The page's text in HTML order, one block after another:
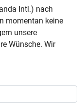
Intl.) nach
momentan keine
unsere
Wünsche. Wir